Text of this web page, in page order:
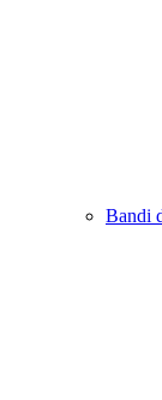
Bandi